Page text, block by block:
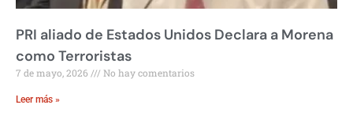
PRI aliado de Estados Unidos Declara a Morena
como Terroristas
7 de mayo, 2026 No hay comentarios
Leer más »